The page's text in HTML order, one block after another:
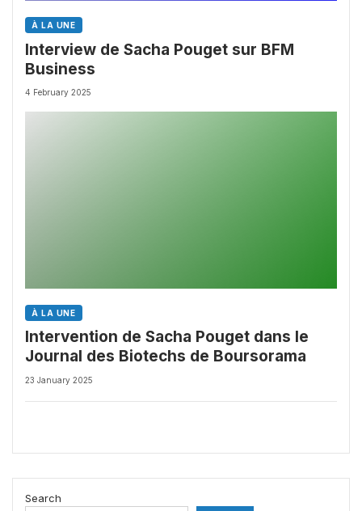
À LA UNE
Interview de Sacha Pouget sur BFM
Business
4 February 2025
À LA UNE
Intervention de Sacha Pouget dans le
Journal des Biotechs de Boursorama
23 January 2025
Search